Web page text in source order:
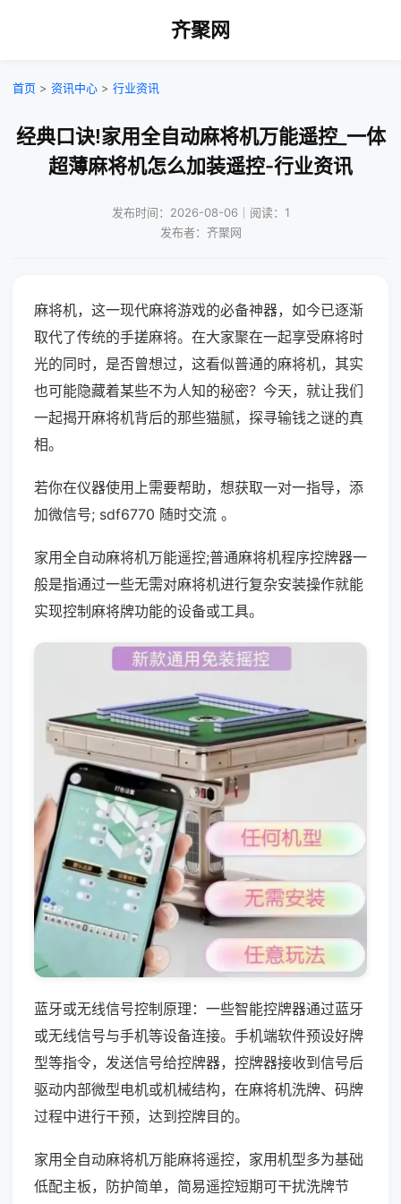
齐聚网
首页 > 资讯中心 > 行业资讯
经典口诀!家用全自动麻将机万能遥控_一体
超薄麻将机怎么加装遥控-行业资讯
发布时间：2026-08-06｜阅读：1
发布者：齐聚网
麻将机，这一现代麻将游戏的必备神器，如今已逐渐
取代了传统的手搓麻将。在大家聚在一起享受麻将时
光的同时，是否曾想过，这看似普通的麻将机，其实
也可能隐藏着某些不为人知的秘密？今天，就让我们
一起揭开麻将机背后的那些猫腻，探寻输钱之谜的真
相。
若你在仪器使用上需要帮助，想获取一对一指导，添
加微信号; sdf6770 随时交流 。
家用全自动麻将机万能遥控;普通麻将机程序控牌器一
般是指通过一些无需对麻将机进行复杂安装操作就能
实现控制麻将牌功能的设备或工具。
蓝牙或无线信号控制原理：一些智能控牌器通过蓝牙
或无线信号与手机等设备连接。手机端软件预设好牌
型等指令，发送信号给控牌器，控牌器接收到信号后
驱动内部微型电机或机械结构，在麻将机洗牌、码牌
过程中进行干预，达到控牌目的。
家用全自动麻将机万能麻将遥控，家用机型多为基础
低配主板，防护简单，简易遥控短期可干扰洗牌节